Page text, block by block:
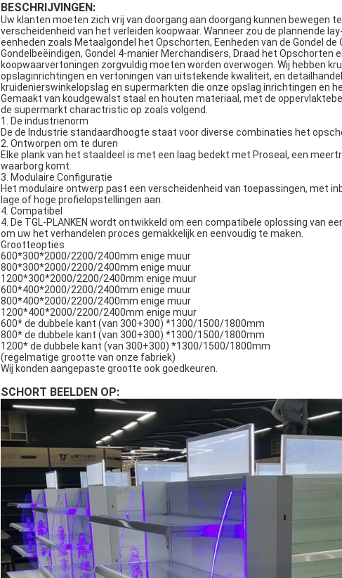
BESCHRIJVINGEN:
Uw klanten moeten zich vrij van doorgang aan doorgang kunnen bewegen
verscheidenheid van het verleiden koopwaar. Wanneer zou de plannende
eenheden zoals Metaalgondel het Opschorten, Eenheden van de Gondel de
Gondelbeëindigen, Gondel 4-manier Merchandisers, Draad het Opschorten
koopwaarvertoningen zorgvuldig moeten worden overwogen. Wij hebben
opslaginrichtingen en vertoningen van uitstekende kwaliteit, en
kruidenierswinkelopslag en supermarkten die onze opslag inrichtingen en
Gemaakt van koudgewalst staal en houten materiaal, met de
de supermarkt charactristic op zoals volgend.
1. De industrienorm
De de Industrie standaardhoogte staat voor diverse combinaties het
2. Ontworpen om te duren
Elke plank van het staaldeel is met een laag bedekt met Proseal, een
waarborg komt.
3. Modulaire Configuratie
Het modulaire ontwerp past een verscheidenheid van toepassingen, met
lage of hoge profielopstellingen aan.
4. Compatibel
4. De TGL-PLANKEN wordt ontwikkeld om een compatibele oplossing van
om uw het verhandelen proces gemakkelijk en eenvoudig te maken.
Grootteopties
600*300*2000/2200/2400mm enige muur
800*300*2000/2200/2400mm enige muur
1200*300*2000/2200/2400mm enige muur
600*400*2000/2200/2400mm enige muur
800*400*2000/2200/2400mm enige muur
1200*400*2000/2200/2400mm enige muur
600* de dubbele kant (van 300+300) *1300/1500/1800mm
800* de dubbele kant (van 300+300) *1300/1500/1800mm
1200* de dubbele kant (van 300+300) *1300/1500/1800mm
(regelmatige grootte van onze fabriek)
Wij konden aangepaste grootte ook goedkeuren.
SCHORT BEELDEN OP: